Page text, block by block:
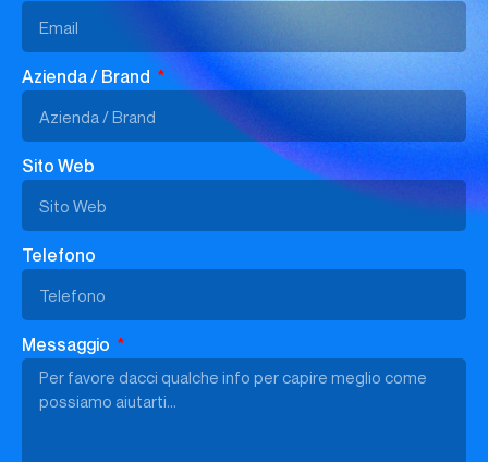
Azienda / Brand
Sito Web
Telefono
Messaggio